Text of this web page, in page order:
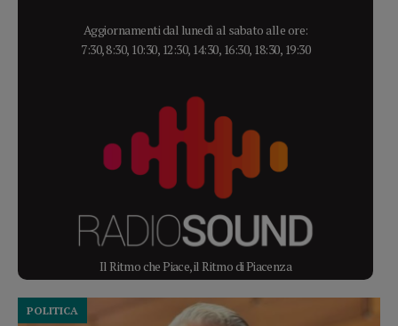
Aggiornamenti dal lunedì al sabato alle ore:
7:30, 8:30, 10:30, 12:30, 14:30, 16:30, 18:30, 19:30
Il Ritmo che Piace, il Ritmo di Piacenza
POLITICA